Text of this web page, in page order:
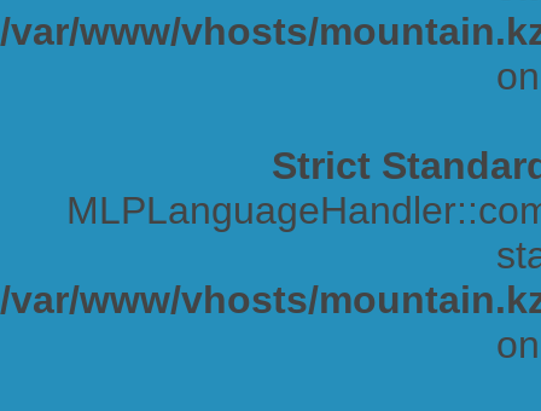
/var/www/vhosts/
Strict
/var/www/vhosts/